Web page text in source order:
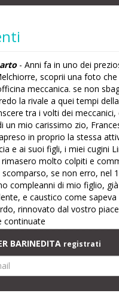
- Anni fa in uno dei
scoprii una foto
meccanica. se non
la rivale a quei tempi
tra i volti dei
un mio carissimo zio,
in proprio la stessa
e ai suoi figli, i miei cugini
molto colpiti e
se non erro, nel
compleanni di mio figlio,
e caustico come
rinnovato dal vostro
continuate
BARINEDITA registrati